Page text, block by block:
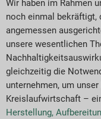
Wir haben im Rahmen
noch einmal bekräftigt,
angemessen
unsere wesentlichen
gleichzeitig die
unternehmen, um
Kreislaufwirtschaft –
Herstellung,